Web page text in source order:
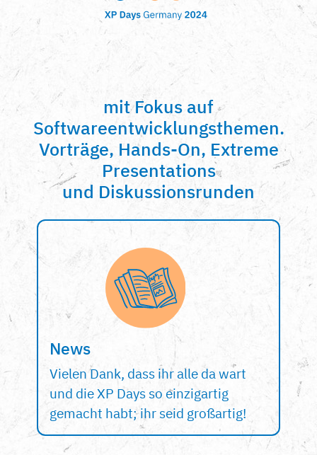
mit Fokus auf
Softwareentwicklungsthemen.
Vorträge, Hands-On, Extreme
Presentations
und Diskussionsrunden
News
Vielen Dank, dass ihr alle da wart
und die XP Days so einzigartig
gemacht habt; ihr seid großartig!